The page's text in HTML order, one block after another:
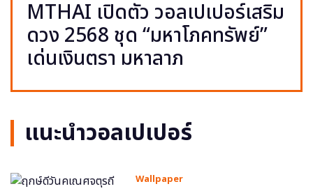
MTHAI เปิดตัว วอลเปเปอร์เสริม
ดวง 2568 ชุด “มหาโภคทรัพย์”
เด่นเงินตรา มหาลาภ
แนะนำวอลเปเปอร์
Wallpaper